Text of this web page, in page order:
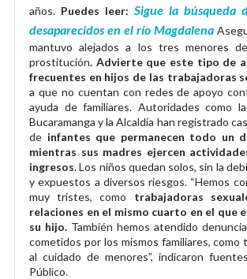
años. Puedes leer: Sigue la búsqueda
desaparecidos en el río Magdalena
mantuvo alejados a los tres menores
prostitución. Advierte que este tipo de
frecuentes en hijos de las trabajadoras
a que no cuentan con redes de apoyo
ayuda de familiares. Autoridades como
Bucaramanga y la Alcaldía han registrado
de infantes que permanecen todo un
mientras sus madres ejercen
ingresos. Los niños quedan solos, sin la
y expuestos a diversos riesgos. “Hemos
muy tristes, como trabajadoras
relaciones en el mismo cuarto en el que
su hijo. También hemos atendido
cometidos por los mismos familiares, como
al cuidado de menores”, indicaron
Público.